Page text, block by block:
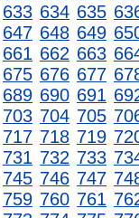
633 634 635
647 648 649
661 662 663
675 676 677
689 690 691
703 704 705
717 718 719
731 732 733
745 746 747
759 760 761